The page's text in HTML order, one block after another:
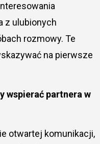
z ulubionych
rozmowy. Te
na pierwsze
wspierać partnera w
otwartej komunikacji,